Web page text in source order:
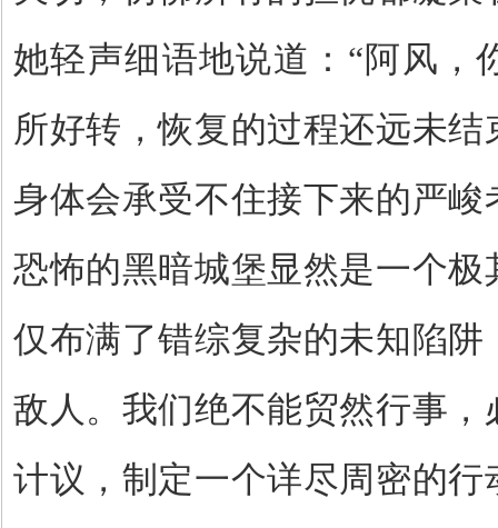
她轻声细语地说道： “ 阿风，
所好转，恢复的过程还远未
身体会承受不住接下来的严
恐怖的黑暗城堡显然是一个
仅布满了错综复杂的未知陷
敌人。我们绝不能贸然行事
计议，制定一个详尽周密的